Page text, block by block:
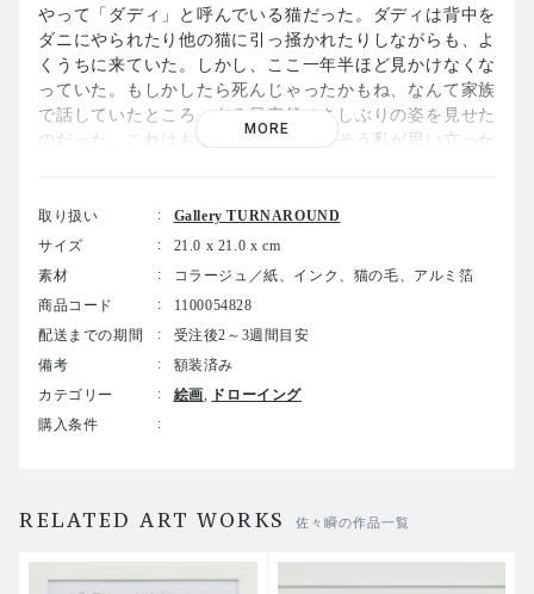
やって「ダディ」と呼んでいる猫だった。ダディは背中を
ダニにやられたり他の猫に引っ掻かれたりしながらも、よ
くうちに来ていた。しかし、ここ一年半ほど見かけなくな
っていた。もしかしたら死んじゃったかもね、なんて家族
で話していたところ、ある日突然ひさしぶりの姿を見せた
のだった。これはもう飼うしかない、そう私が思い立った
付きはいいものの年を取っていたし歯も一本ないし、最後
くらいは暖かいところで暮らせばいいよ、と恩着せがまし
くダディに毎日餌を出し、餌付けした。ダディは以前にも
し、そうなれば抱っこもできた。外の猫にとって幸せとは
なんだろう、幾日か悩んでいたが意を決したある日の朝、
私は段ボールとテープを妻に持たせ、ゴロゴロいっている
ダディを段ボールに放り込み、確保。検査とダニ取りを近
所の動物病院にて即日で済ませ、ダディは我が家の一員と
に、猫を飼ってしまった。確定申告の作業中、動物病院や
餌のレシートを見てそう思う。とにかく、お金を作らねば
ならない。前回同じく悩んだ時は、白いほうの先住猫の毛
玉を高額で売り捌いたっけ。飼っている猫にかかるお金
MORE
取り扱い
Gallery TURNAROUND
サイズ
21.0 x 21.0 x cm
素材
コラージュ／紙、インク、猫の毛、アルミ箔
商品コード
1100054828
配送までの期間
受注後2～3週間目安
備考
額装済み
カテゴリー
絵画
ドローイング
購入条件
RELATED ART WORKS 佐々瞬の作品一覧